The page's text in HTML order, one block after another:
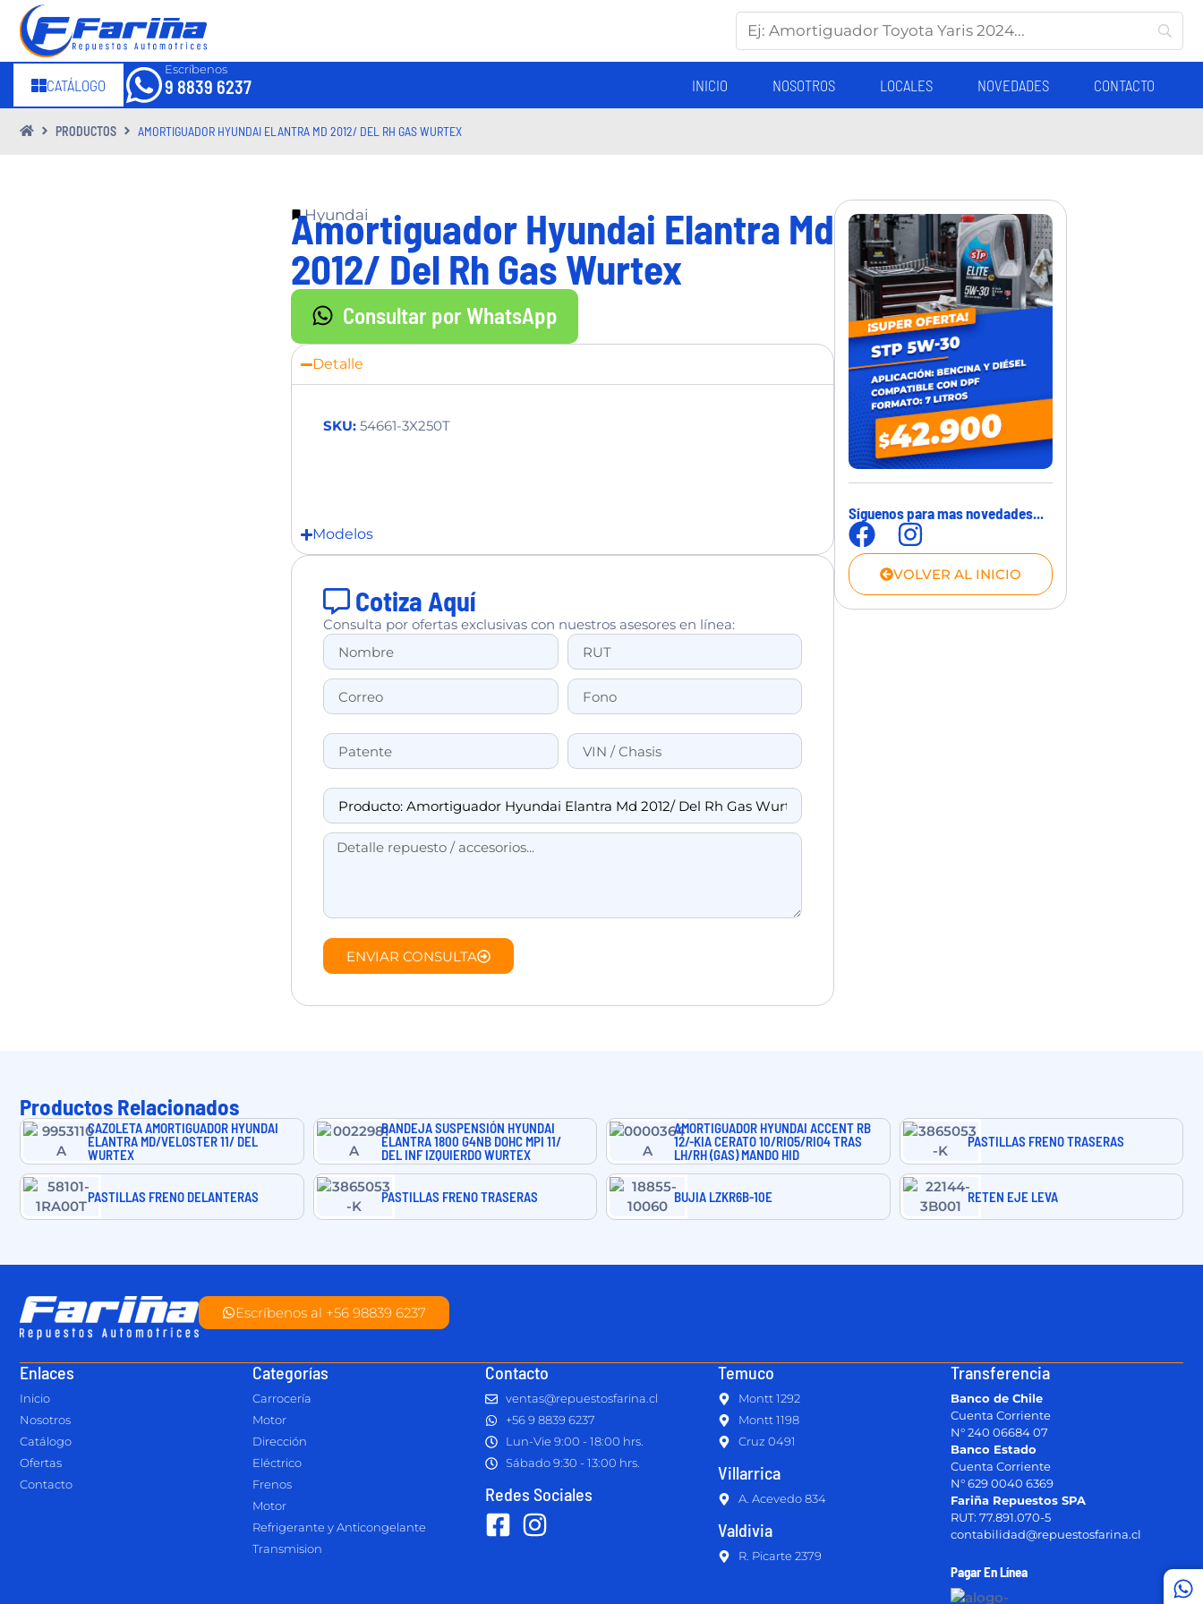
CATÁLOGO
Escríbenos
9 8839 6237 INICIO NOSOTROS LOCALES NOVEDADES CONTACTO
PRODUCTOS AMORTIGUADOR HYUNDAI ELANTRA MD 2012/ DEL RH GAS WURTEX
Hyundai
Amortiguador Hyundai Elantra Md
2012/ Del Rh Gas Wurtex
Consultar por WhatsApp
Detalle
SKU: 54661-3X250T
Modelos
Cotiza Aquí
Consulta por ofertas exclusivas con nuestros asesores en línea:
ENVIAR CONSULTA
Síguenos para mas novedades...
VOLVER AL INICIO
Productos Relacionados
CAZOLETA AMORTIGUADOR HYUNDAI
ELANTRA MD/VELOSTER 11/ DEL
WURTEX
BANDEJA SUSPENSIÓN HYUNDAI
ELANTRA 1800 G4NB DOHC MPI 11/
DEL INF IZQUIERDO WURTEX
AMORTIGUADOR HYUNDAI ACCENT RB
12/-KIA CERATO 10/RIO5/RIO4 TRAS
LH/RH (GAS) MANDO HID
PASTILLAS FRENO TRASERAS
PASTILLAS FRENO DELANTERAS PASTILLAS FRENO TRASERAS BUJIA LZKR6B-10E RETEN EJE LEVA
Escríbenos al +56 98839 6237
Enlaces
Inicio
Nosotros
Catálogo
Ofertas
Contacto
Categorías
Carrocería
Motor
Dirección
Eléctrico
Frenos
Motor
Refrigerante y Anticongelante
Transmision
Contacto
ventas@repuestosfarina.cl
+56 9 8839 6237
Lun-Vie 9:00 - 18:00 hrs.
Sábado 9:30 - 13:00 hrs.
Redes Sociales
Temuco
Montt 1292
Montt 1198
Cruz 0491
Villarrica
A. Acevedo 834
Valdivia
R. Picarte 2379
Transferencia
Banco de Chile
Cuenta Corriente
N° 240 06684 07
Banco Estado
Cuenta Corriente
N° 629 0040 6369
Fariña Repuestos SPA
RUT: 77.891.070-5
contabilidad@repuestosfarina.cl
Pagar En Línea